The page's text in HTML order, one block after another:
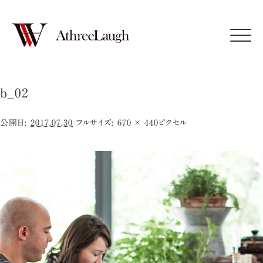
Click
b_02
公開日: 2017.07.30 フルサイズ: 670 × 440ピクセル